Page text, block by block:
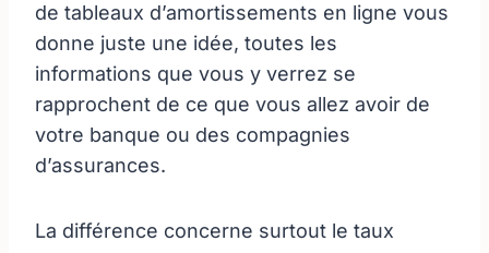
de tableaux d’amortissements en ligne vous
donne juste une idée, toutes les
informations que vous y verrez se
rapprochent de ce que vous allez avoir de
votre banque ou des compagnies
d’assurances.
La différence concerne surtout le taux